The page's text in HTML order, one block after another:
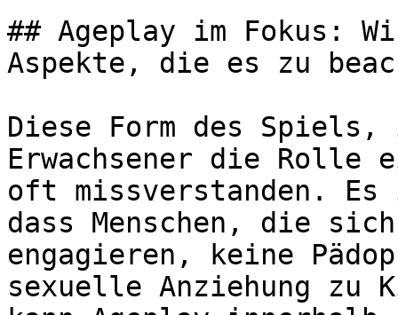
## Ageplay im Fokus:
Aspekte, die es zu
Diese Form des Spiels,
Erwachsener die Rolle
oft missverstanden.
dass Menschen, die
engagieren, keine
sexuelle Anziehung zu